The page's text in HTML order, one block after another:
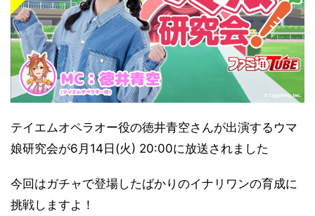
テイエムオペラオー役の徳井青空さんが出演するウマ
娘研究会が6月14日(火) 20:00に放送されました
今回はガチャで登場したばかりのイナリワンの育成に
挑戦しますよ！